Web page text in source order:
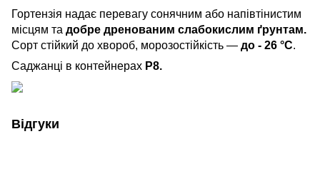
Гортензія надає перевагу сонячним або напівтінистим
місцям та добре дренованим слабокислим ґрунтам.
Сорт стійкий до хвороб, морозостійкість — до - 26 °C.
Саджанці в контейнерах Р8.
Відгуки